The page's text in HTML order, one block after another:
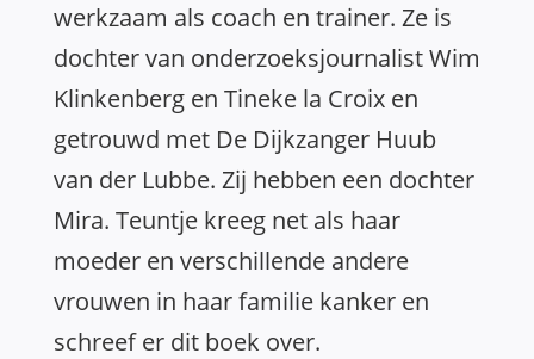
werkzaam als coach en trainer. Ze is
dochter van onderzoeksjournalist Wim
Klinkenberg en Tineke la Croix en
getrouwd met De Dijkzanger Huub
van der Lubbe. Zij hebben een dochter
Mira. Teuntje kreeg net als haar
moeder en verschillende andere
vrouwen in haar familie kanker en
schreef er dit boek over.